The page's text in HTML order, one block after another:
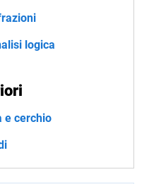
logica
e cerchio